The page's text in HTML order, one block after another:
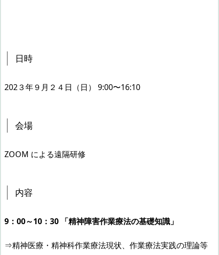
日時
202３年９月２４日（日） 9:00〜16:10
会場
ZOOM による遠隔研修
内容
9：00～10：30 「精神障害作業療法の基礎知識」
⇒精神医療・精神科作業療法現状、作業療法実践の理論等